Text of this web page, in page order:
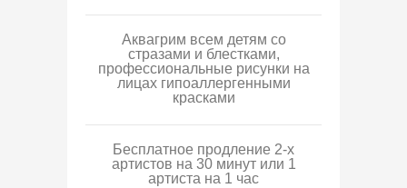
Аквагрим всем детям со
стразами и блестками,
профессиональные рисунки на
лицах гипоаллергенными
красками
Бесплатное продление 2-х
артистов на 30 минут или 1
артиста на 1 час